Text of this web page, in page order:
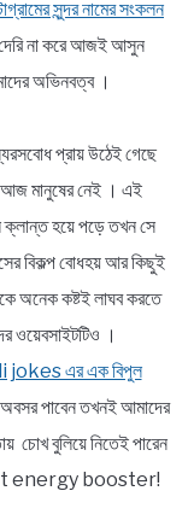
সুন্দর নামের সংকলন
না করে আজই আসুন
অভিনবত্ব ।
প্রায় উঠেই গেছে
মানুষের নেই । এই
ক্লান্ত হয়ে পড়ে তখন সে
বিকল্প বোধহয় আর কিছুই
অনেক কষ্টই লাঘব করতে
ওয়েবসাইটটিও ।
jokes এর এক বিপুল
অবসর পাবেন তখনই আমাদের
চোখ বুলিয়ে নিতেই পারেন
energy booster!